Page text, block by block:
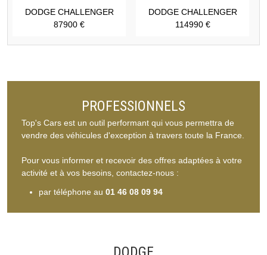
DODGE CHALLENGER
87900 €
DODGE CHALLENGER
114990 €
PROFESSIONNELS
Top's Cars est un outil performant qui vous permettra de
vendre des véhicules d'exception à travers toute la France.
Pour vous informer et recevoir des offres adaptées à votre
activité et à vos besoins, contactez-nous :
par téléphone au 01 46 08 09 94